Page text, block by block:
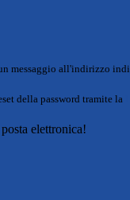
messaggio all'indirizzo
della password tramite la
elettronica!